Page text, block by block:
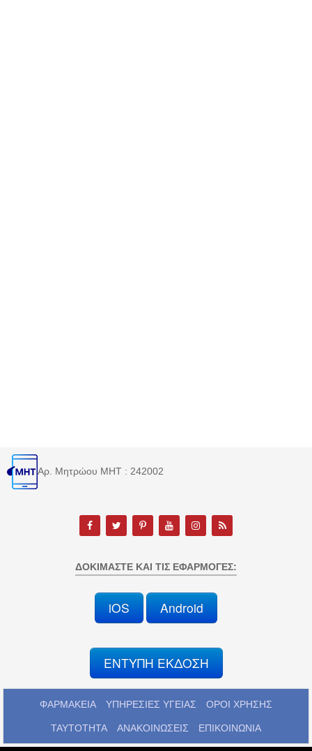
Αρ. Μητρώου MHT : 242002
ΔΟΚΙΜΆΣΤΕ ΚΑΙ ΤΙΣ ΕΦΑΡΜΟΓΈΣ:
iOS Android
ΕΝΤΥΠΗ ΕΚΔΟΣΗ
ΦΑΡΜΑΚΕΙΑ ΥΠΗΡΕΣΙΕΣ ΥΓΕΙΑΣ ΟΡΟΙ ΧΡΗΣΗΣ
ΤΑΥΤΟΤΗΤΑ ΑΝΑΚΟΙΝΩΣΕΙΣ ΕΠΙΚΟΙΝΩΝΙΑ